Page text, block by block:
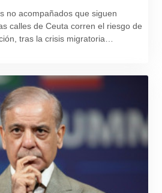
no acompañados que siguen
calles de Ceuta corren el riesgo de
tras la crisis migratoria
en este enclave español en el